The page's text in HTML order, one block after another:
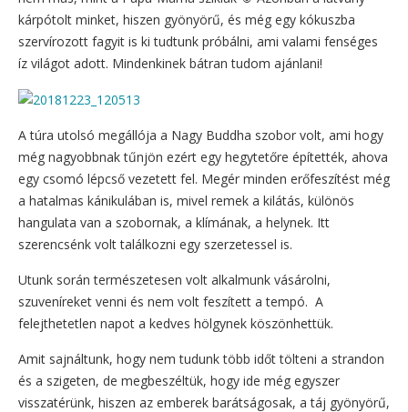
kárpótolt minket, hiszen gyönyörű, és még egy kókuszba
szervírozott fagyit is ki tudtunk próbálni, ami valami fenséges
íz világot adott. Mindenkinek bátran tudom ajánlani!
A túra utolsó megállója a Nagy Buddha szobor volt, ami hogy
még nagyobbnak tűnjön ezért egy hegytetőre építették, ahova
egy csomó lépcső vezetett fel. Megér minden erőfeszítést még
a hatalmas kánikulában is, mivel remek a kilátás, különös
hangulata van a szobornak, a klímának, a helynek. Itt
szerencsénk volt találkozni egy szerzetessel is.
Utunk során természetesen volt alkalmunk vásárolni,
szuveníreket venni és nem volt feszített a tempó. A
felejthetetlen napot a kedves hölgynek köszönhettük.
Amit sajnáltunk, hogy nem tudunk több időt tölteni a strandon
és a szigeten, de megbeszéltük, hogy ide még egyszer
visszatérünk, hiszen az emberek barátságosak, a táj gyönyörű,